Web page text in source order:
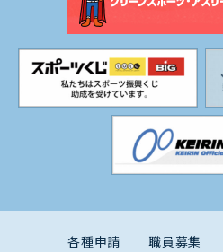
各種申請 職員募集